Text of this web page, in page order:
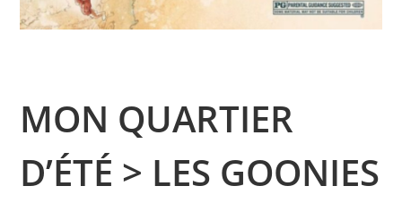
MON QUARTIER
D’ÉTÉ > LES GOONIES